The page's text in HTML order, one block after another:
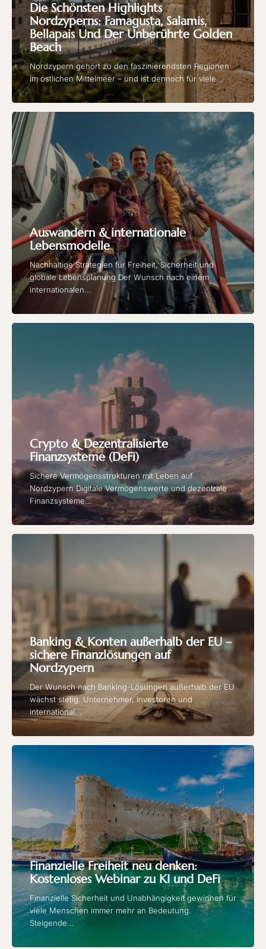
Die Schönsten Highlights
Nordzyperns: Famagusta, Salamis,
Bellapais Und Der Unberührte Golden
Beach
Nordzypern gehört zu den faszinierendsten Regionen
im östlichen Mittelmeer – und ist dennoch für viele...
Auswandern & internationale
Lebensmodelle
Nachhaltige Strategien für Freiheit, Sicherheit und
globale Lebensplanung Der Wunsch nach einem
internationalen...
Crypto & Dezentralisierte
Finanzsysteme (DeFi)
Sichere Vermögensstrukturen mit Leben auf
Nordzypern Digitale Vermögenswerte und dezentrale
Finanzsysteme...
Banking & Konten außerhalb der EU –
sichere Finanzlösungen auf
Nordzypern
Der Wunsch nach Banking-Lösungen außerhalb der EU
wächst stetig. Unternehmer, Investoren und
international...
Finanzielle Freiheit neu denken:
Kostenloses Webinar zu KI und DeFi
Finanzielle Sicherheit und Unabhängigkeit gewinnen für
viele Menschen immer mehr an Bedeutung.
Steigende...